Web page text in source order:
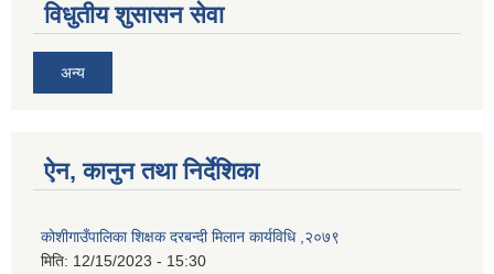
विधुतीय शुसासन सेवा
अन्य
ऐन, कानुन तथा निर्देशिका
कोशीगाउँपालिका शिक्षक दरबन्दी मिलान कार्यविधि ,२०७९
मिति: 12/15/2023 - 15:30